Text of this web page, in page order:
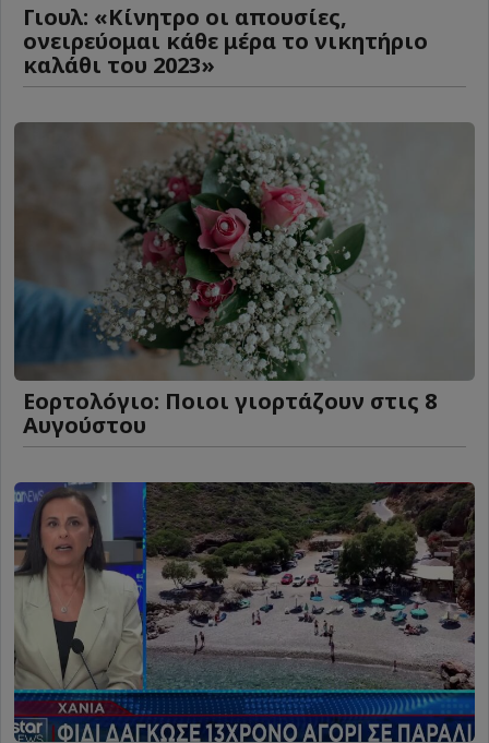
Γιουλ: «Κίνητρο οι απουσίες,
ονειρεύομαι κάθε μέρα το νικητήριο
καλάθι του 2023»
Εορτολόγιο: Ποιοι γιορτάζουν στις 8
Αυγούστου